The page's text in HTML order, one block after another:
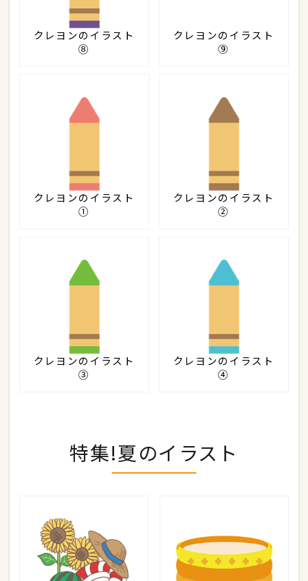
クレヨンのイラスト
⑧
クレヨンのイラスト
⑨
クレヨンのイラスト
①
クレヨンのイラスト
②
クレヨンのイラスト
③
クレヨンのイラスト
④
特集!夏のイラスト